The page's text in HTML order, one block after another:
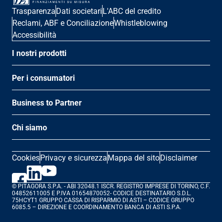
TrasparenzaDati societariL'ABC del credito
Reclami, ABF e ConciliazioneWhistleblowing
Accessibilità
I nostri prodotti
Per i consumatori
Business to Partner
Chi siamo
CookiesPrivacy e sicurezzaMappa del sitoDisclaimer
© PITAGORA S.P.A. - ABI 32048.1 ISCR. REGISTRO IMPRESE DI TORINO, C.F.
04852611005 E P.IVA 01654870052- CODICE DESTINATARIO S.D.L.
75HCYT1 GRUPPO CASSA DI RISPARMIO DI ASTI – CODICE GRUPPO
6085.5 – DIREZIONE E COORDINAMENTO BANCA DI ASTI S.P.A.